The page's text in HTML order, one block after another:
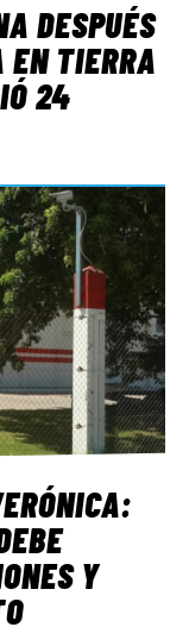
DESPUÉS
EN TIERRA
24
Y